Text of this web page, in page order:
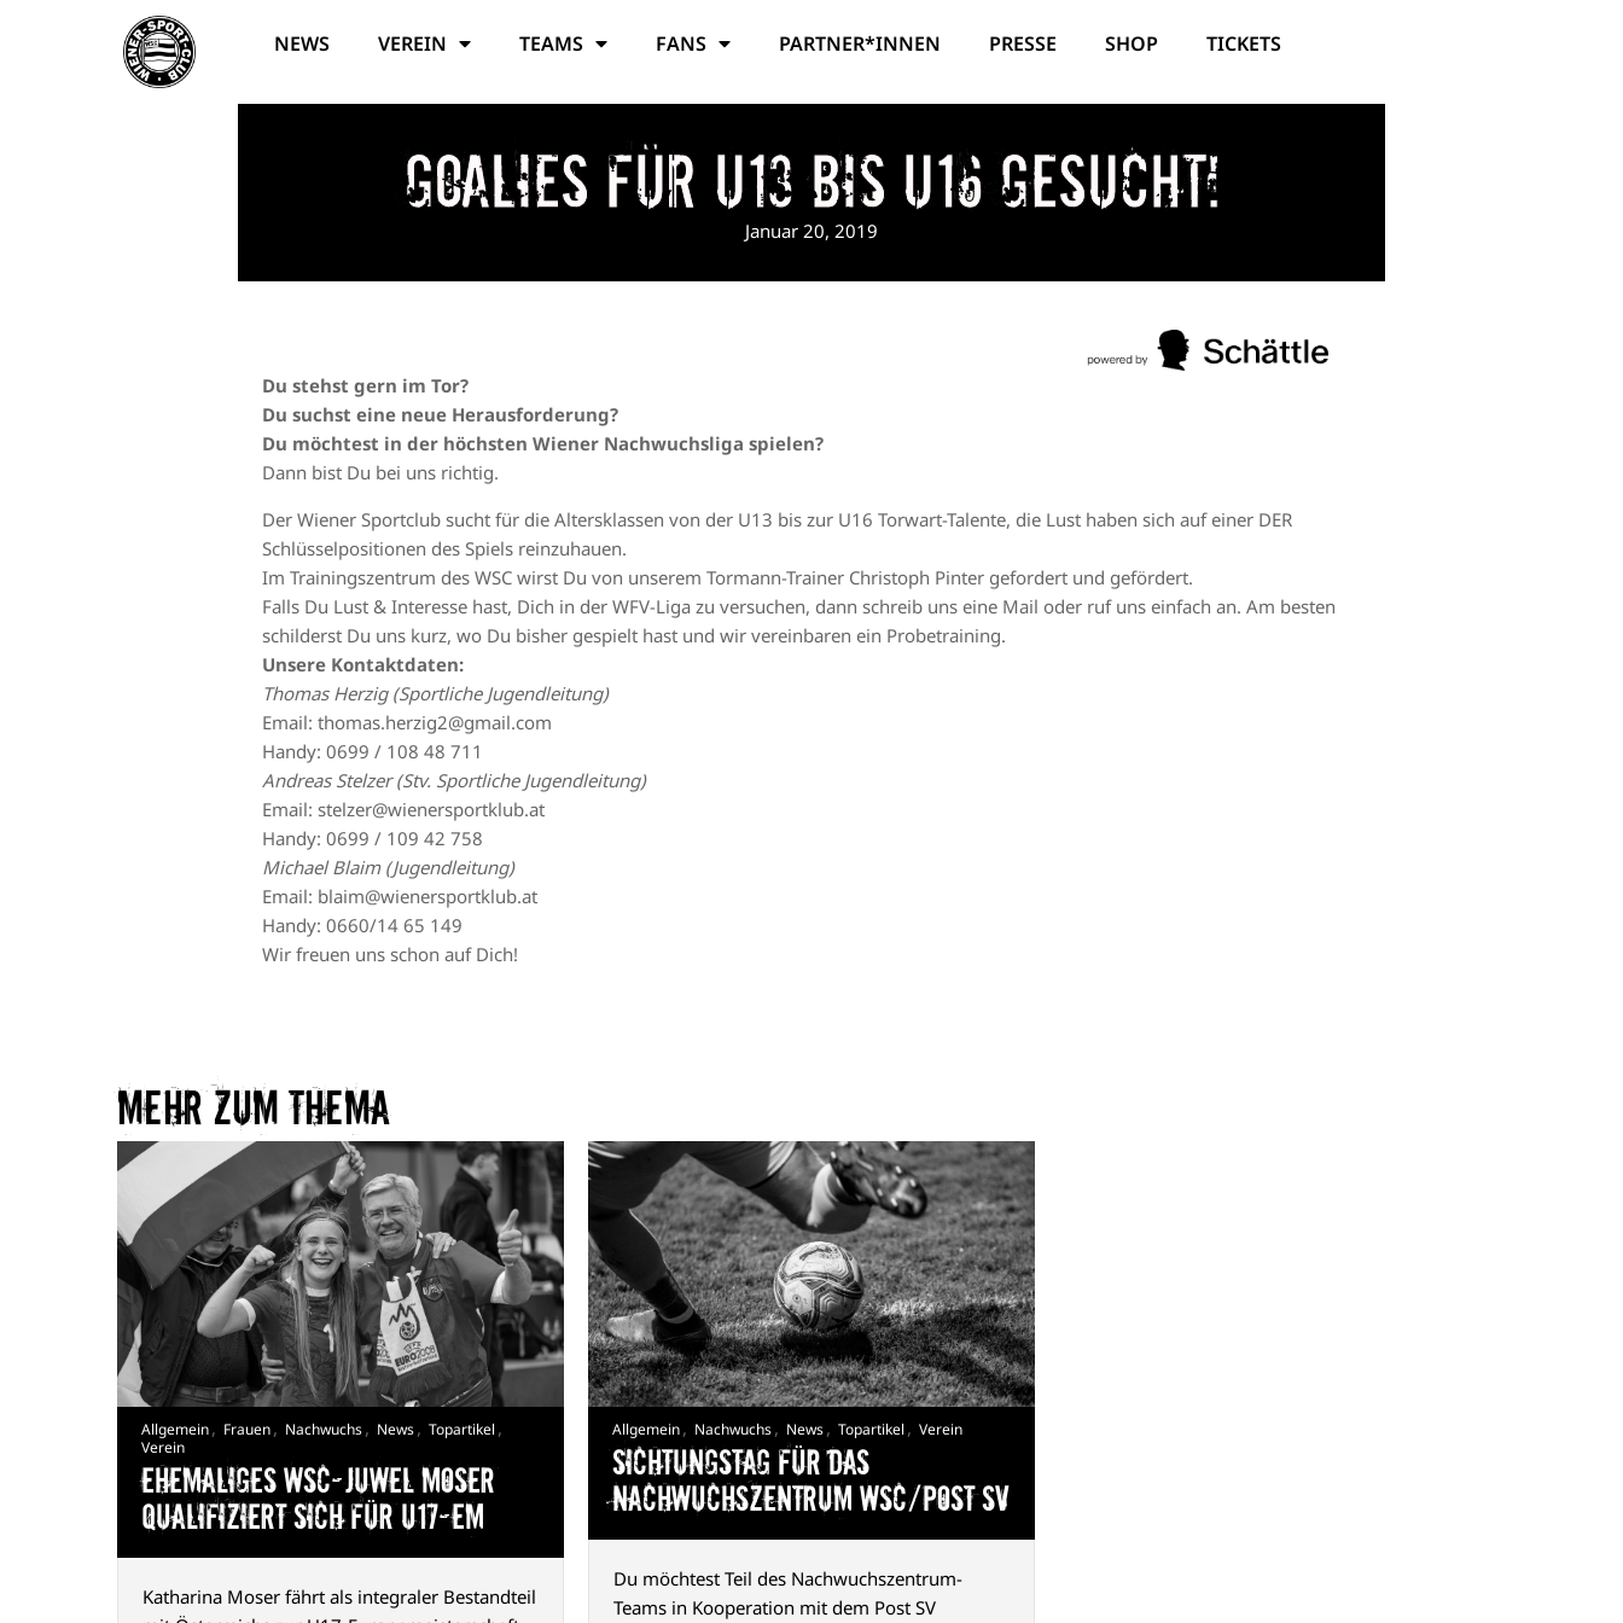
NEWS VEREIN TEAMS FANS PARTNER*INNEN PRESSE SHOP TICKETS
Goalies für U13 bis U16 gesucht!
Januar 20, 2019
Du stehst gern im Tor?
Du suchst eine neue Herausforderung?
Du möchtest in der höchsten Wiener Nachwuchsliga spielen?
Dann bist Du bei uns richtig.
Der Wiener Sportclub sucht für die Altersklassen von der U13 bis zur U16 Torwart-Talente, die Lust haben sich auf einer DER
Schlüsselpositionen des Spiels reinzuhauen.
Im Trainingszentrum des WSC wirst Du von unserem Tormann-Trainer Christoph Pinter gefordert und gefördert.
Falls Du Lust & Interesse hast, Dich in der WFV-Liga zu versuchen, dann schreib uns eine Mail oder ruf uns einfach an. Am besten
schilderst Du uns kurz, wo Du bisher gespielt hast und wir vereinbaren ein Probetraining.
Unsere Kontaktdaten:
Thomas Herzig (Sportliche Jugendleitung)
Email: thomas.herzig2@gmail.com
Handy: 0699 / 108 48 711
Andreas Stelzer (Stv. Sportliche Jugendleitung)
Email: stelzer@wienersportklub.at
Handy: 0699 / 109 42 758
Michael Blaim (Jugendleitung)
Email: blaim@wienersportklub.at
Handy: 0660/14 65 149
Wir freuen uns schon auf Dich!
Mehr zum Thema​
Allgemein, Frauen, Nachwuchs, News, Topartikel ,
Verein
Ehemaliges WSC-Juwel Moser
qualifiziert sich für U17-EM
Katharina Moser fährt als integraler Bestandteil
Allgemein, Nachwuchs, News, Topartikel , Verein
Sichtungstag für das
Nachwuchszentrum WSC/Post SV
Du möchtest Teil des Nachwuchszentrum-
Teams in Kooperation mit dem Post SV